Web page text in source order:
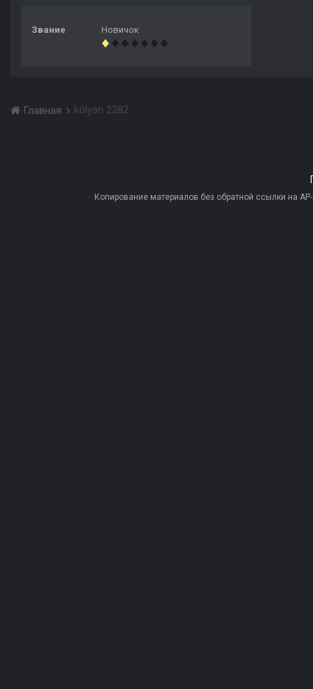
Звание Новичок
Главная kolyan 2282
Копирование материалов без обратной ссылки на